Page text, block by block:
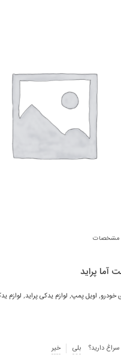
مشخصات
پراید
,اویل پمپ,لوازم یدکی پراید,لوازم
دارید؟ بلی خیر